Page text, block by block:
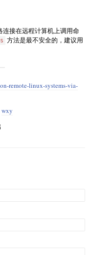
接在远程计算机上调用命
方法是最不安全的，建议用
remote-linux-systems-via-
wxy